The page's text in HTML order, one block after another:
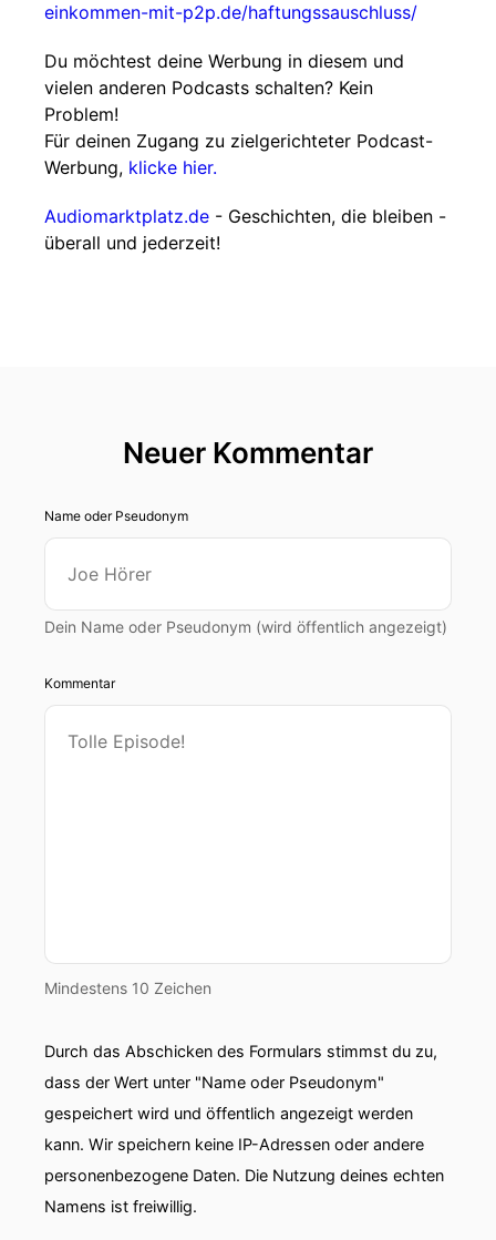
einkommen-mit-p2p.de/haftungssauschluss/
Du möchtest deine Werbung in diesem und
vielen anderen Podcasts schalten? Kein
Problem!
Für deinen Zugang zu zielgerichteter Podcast-
Werbung, klicke hier.
Audiomarktplatz.de - Geschichten, die bleiben -
überall und jederzeit!
Neuer Kommentar
Name oder Pseudonym
Dein Name oder Pseudonym (wird öffentlich angezeigt)
Kommentar
Mindestens 10 Zeichen
Durch das Abschicken des Formulars stimmst du zu,
dass der Wert unter "Name oder Pseudonym"
gespeichert wird und öffentlich angezeigt werden
kann. Wir speichern keine IP-Adressen oder andere
personenbezogene Daten. Die Nutzung deines echten
Namens ist freiwillig.